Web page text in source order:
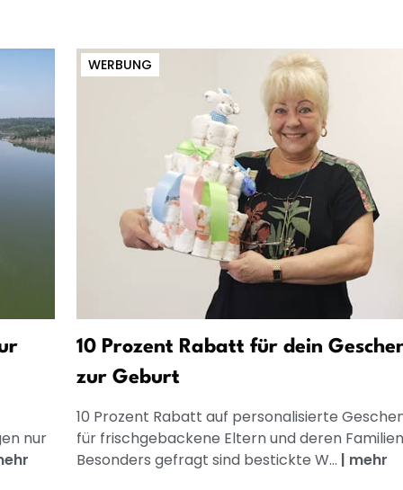
nur
WERBUNG
10 Prozent Rabatt für dein
zur Geburt
10 Prozent Rabatt auf personalisierte
für frischgebackene Eltern und deren
Besonders gefragt sind bestickte W... | mehr